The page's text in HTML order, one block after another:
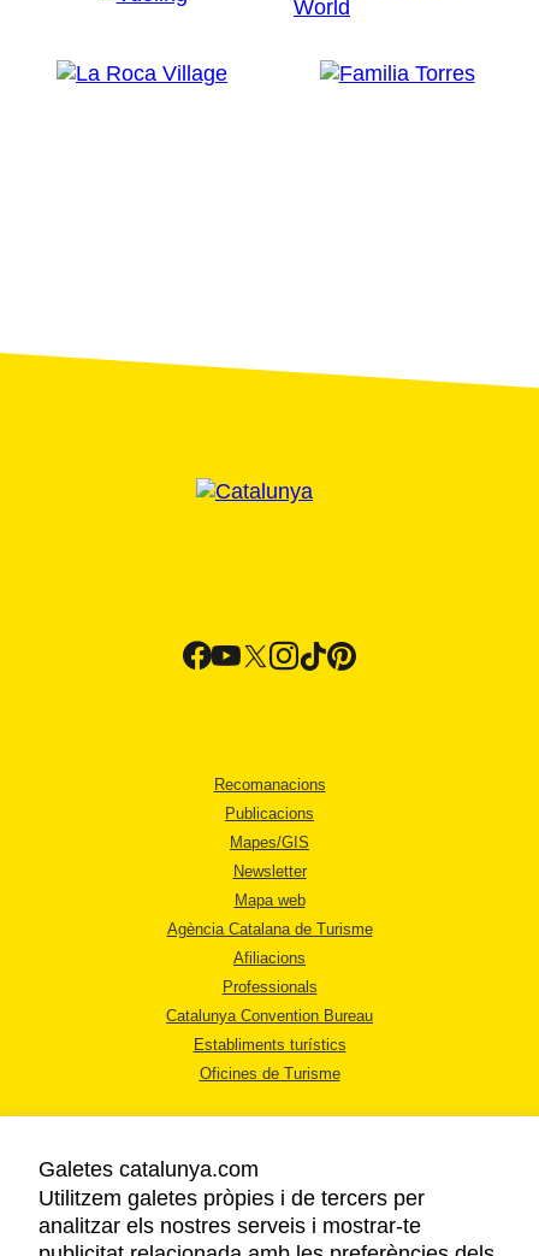
Recomanacions
Publicacions
Mapes/GIS
Newsletter
Mapa web
Agència Catalana de Turisme
Afiliacions
Professionals
Catalunya Convention Bureau
Establiments turístics
Oficines de Turisme
AVÍS LEGAL
Galetes catalunya.com
Utilitzem galetes pròpies i de tercers per
analitzar els nostres serveis i mostrar-te